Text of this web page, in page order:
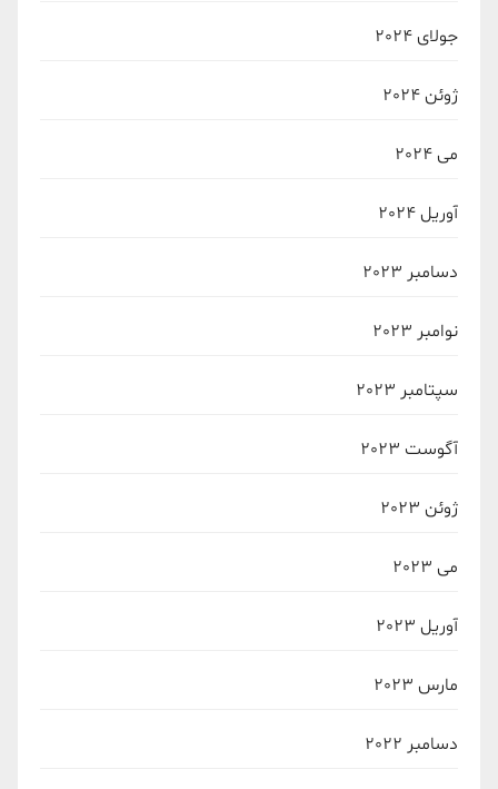
جولای 2024
ژوئن 2024
می 2024
آوریل 2024
دسامبر 2023
نوامبر 2023
سپتامبر 2023
آگوست 2023
ژوئن 2023
می 2023
آوریل 2023
مارس 2023
دسامبر 2022